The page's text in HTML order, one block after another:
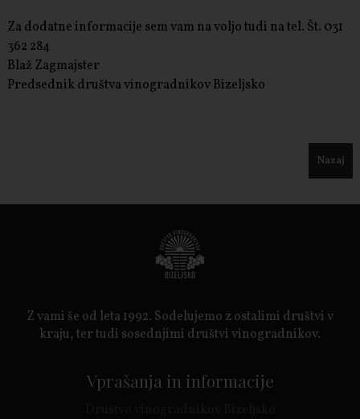
Za dodatne informacije sem vam na voljo tudi na tel. Št. 031
362 284
Blaž Zagmajster
Predsednik društva vinogradnikov Bizeljsko
Nazaj
Z vami še od leta 1992. Sodelujemo z ostalimi društvi v
kraju, ter tudi sosednjimi društvi vinogradnikov.
Vprašanja in informacije